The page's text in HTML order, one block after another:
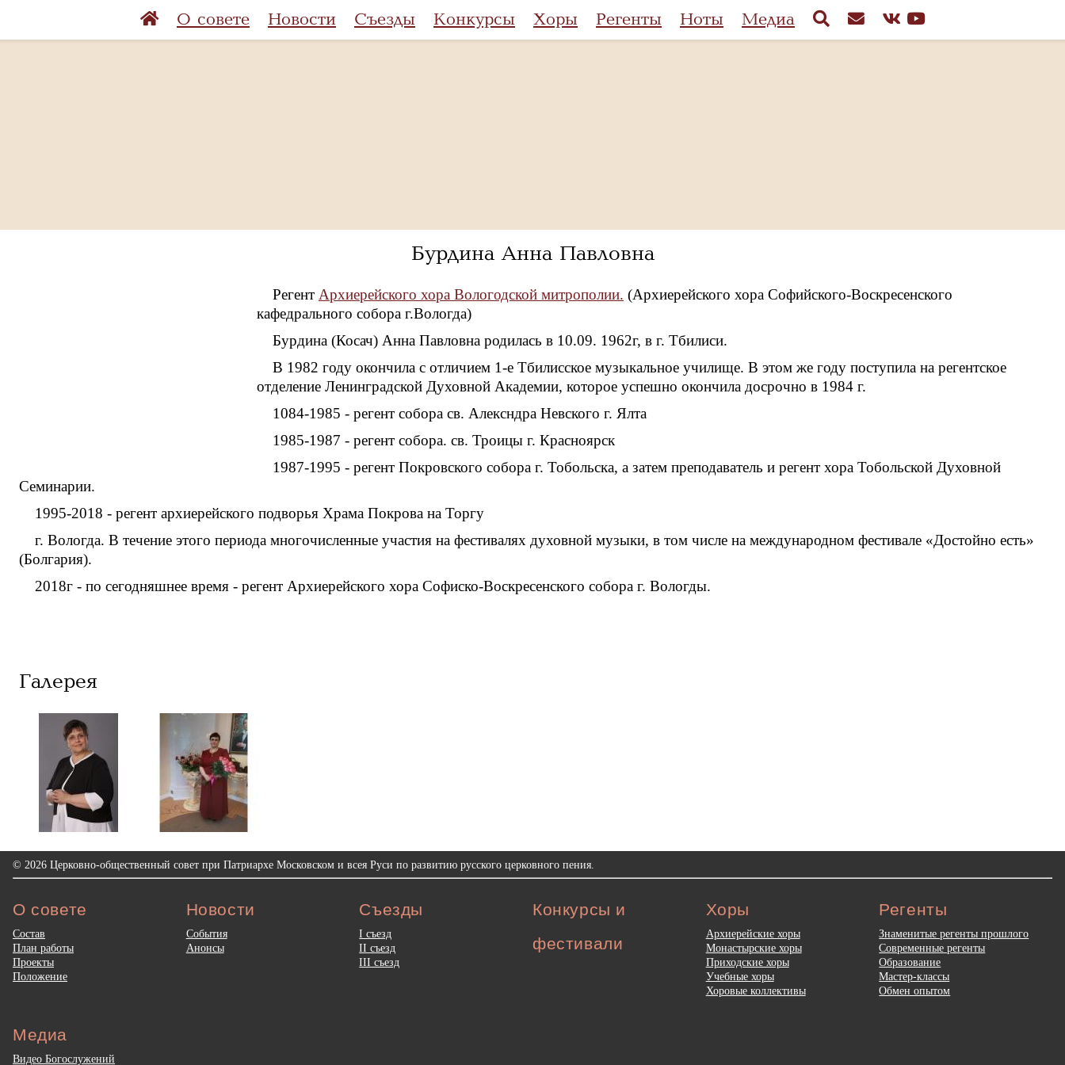
О совете Новости Съезды Конкурсы Хоры Регенты Ноты Медиа
Бурдина Анна Павловна
Регент Архиерейского хора Вологодской митрополии. (Архиерейского хора Софийского-Воскресенского
кафедрального собора г.Вологда)
Бурдина (Косач) Анна Павловна родилась в 10.09. 1962г, в г. Тбилиси.
В 1982 году окончила с отличием 1-е Тбилисское музыкальное училище. В этом же году поступила на регентское
отделение Ленинградской Духовной Академии, которое успешно окончила досрочно в 1984 г.
1084-1985 - регент собора св. Алексндра Невского г. Ялта
1985-1987 - регент собора. св. Троицы г. Красноярск
1987-1995 - регент Покровского собора г. Тобольска, а затем преподаватель и регент хора Тобольской Духовной
Семинарии.
1995-2018 - регент архиерейского подворья Храма Покрова на Торгу
г. Вологда. В течение этого периода многочисленные участия на фестивалях духовной музыки, в том числе на международном фестивале «Достойно есть»
(Болгария).
2018г - по сегодняшнее время - регент Архиерейского хора Софиско-Воскресенского собора г. Вологды.
Галерея
© 2026 Церковно-общественный совет при Патриархе Московском и всея Руси по развитию русского церковного пения.
О совете
Состав
План работы
Проекты
Положение
Новости
События
Анонсы
Съезды
I съезд
II съезд
III съезд
Конкурсы и
фестивали
Хоры
Архиерейские хоры
Монастырские хоры
Приходские хоры
Учебные хоры
Хоровые коллективы
Регенты
Знаменитые регенты прошлого
Современные регенты
Образование
Мастер-классы
Обмен опытом
Медиа
Видео Богослужений